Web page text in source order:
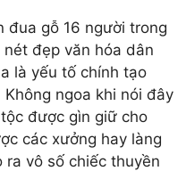
đua gỗ 16 người trong
đẹp văn hóa dân
là yếu tố chính tạo
ngoa khi nói đây
được gìn giữ cho
các xưởng hay làng
vô số chiếc thuyền